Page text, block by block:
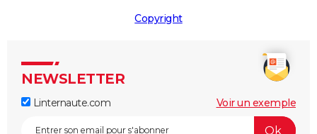
Copyright
NEWSLETTER
Linternaute.com Voir un exemple